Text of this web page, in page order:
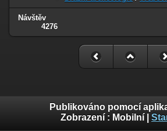
Návštěv
4276
Publikováno pomocí
Zobrazení : Mobilní